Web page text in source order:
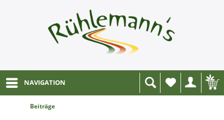
NAVIGATION
Wunschliste
Beiträge